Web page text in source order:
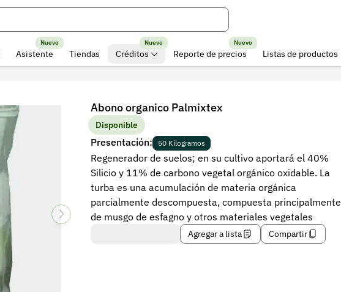
Asistente
Nuevo
Tiendas Créditos
Nuevo
Reporte de precios
Nuevo
Listas de productos
Abono organico Palmixtex
Disponible
Presentación: 50 Kilogramos
Regenerador de suelos; en su cultivo aportará el 40%
Silicio y 11% de carbono vegetal orgánico oxidable. La
turba es una acumulación de materia orgánica
parcialmente descompuesta, compuesta principalmente
de musgo de esfagno y otros materiales vegetales
Agregar a lista Compartir